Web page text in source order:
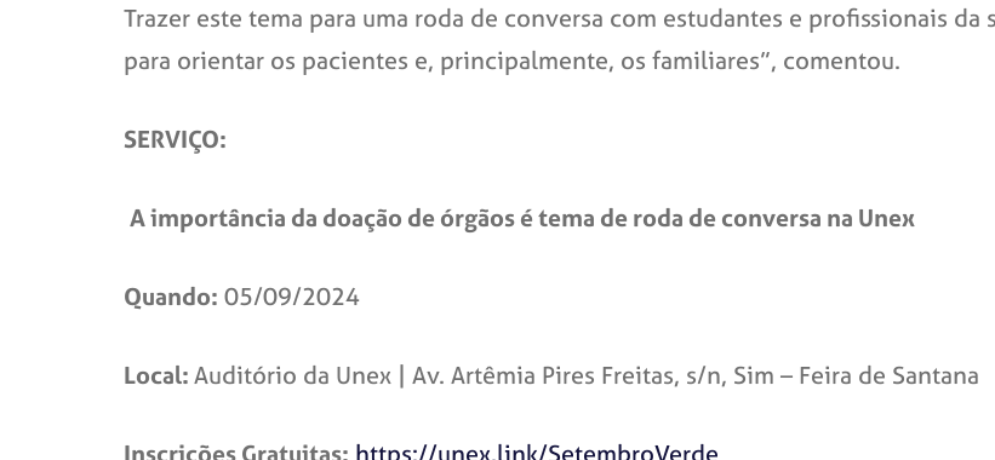
Trazer este tema para uma roda de conversa com estudantes e profissionais
para orientar os pacientes e, principalmente, os familiares”, comentou.
SERVIÇO:
A importância da doação de órgãos é tema de roda de conversa na Unex
Quando: 05/09/2024
Local:Auditório da Unex | Av. Artêmia Pires Freitas, s/n, Sim – Feira de Santana